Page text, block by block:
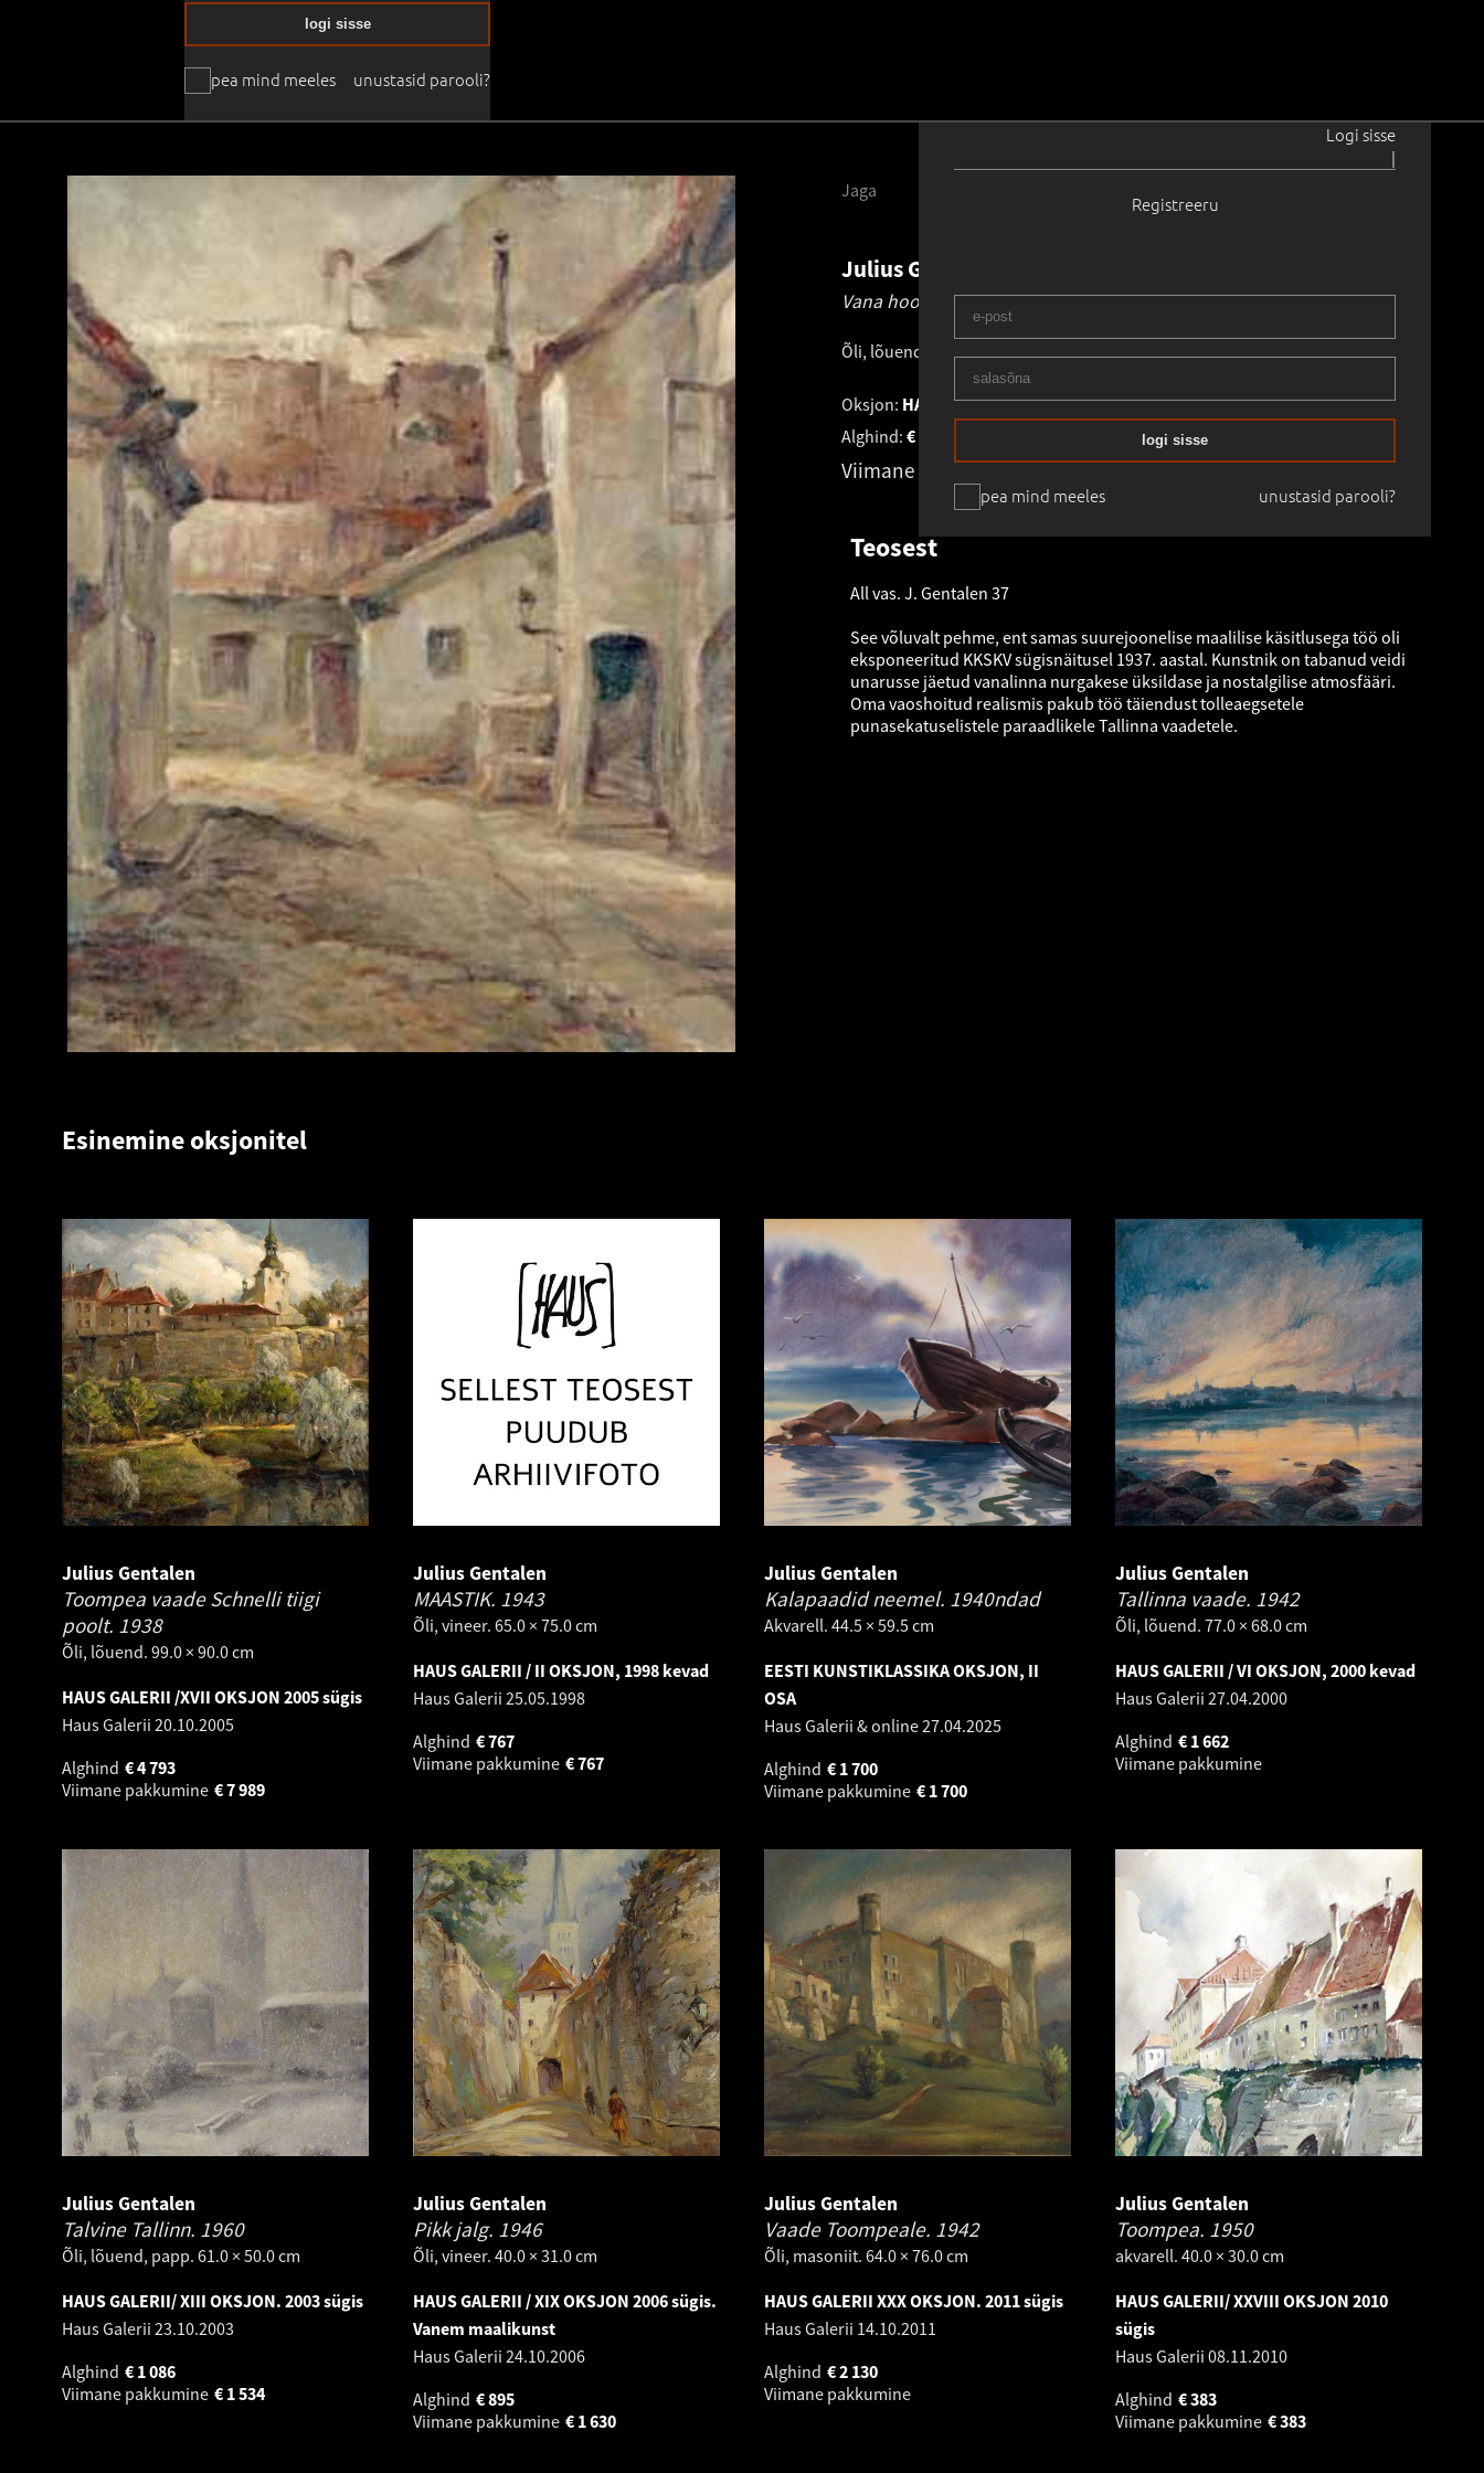
Logi sisse
|
Registreeru
pea mind meeles
logi sisse
unustasid parooli?
pea mind meeles
logi sisse
unustasid parooli?
Julius Gentalen
Vana hoov.. 1937
Õli, lõuend. 90.0 × 71.0 cmRaamita
Oksjon: HAUS GALERII / IX OKSJON, 2001 sügis20.10.2001
Alghind: €
Viimane pakkumine: 1 246
€
Teosest
All vas. J. Gentalen 37
See võluvalt pehme, ent samas suurejoonelise maalilise käsitlusega töö oli
eksponeeritud KKSKV sügisnäitusel 1937. aastal. Kunstnik on tabanud veidi
unarusse jäetud vanalinna nurgakese üksildase ja nostalgilise atmosfääri.
Oma vaoshoitud realismis pakub töö täiendust tolleaegsetele
punasekatuselistele paraadlikele Tallinna vaadetele.
Jaga
Esinemine oksjonitel
Julius Gentalen
Toompea vaade Schnelli tiigi
poolt. 1938
Õli, lõuend. 99.0 × 90.0 cm
HAUS GALERII /XVII OKSJON 2005 sügis
Haus Galerii 20.10.2005
Alghind
4 793
€
Viimane pakkumine
7 989
€
Julius Gentalen
MAASTIK. 1943
Õli, vineer. 65.0 × 75.0 cm
HAUS GALERII / II OKSJON, 1998 kevad
Haus Galerii 25.05.1998
Alghind
767
€
Viimane pakkumine
767
€
Julius Gentalen
Kalapaadid neemel. 1940ndad
Akvarell. 44.5 × 59.5 cm
EESTI KUNSTIKLASSIKA OKSJON, II
OSA
Haus Galerii & online27.04.2025
Alghind
1 700
€
Viimane pakkumine
1 700
€
Julius Gentalen
Tallinna vaade. 1942
Õli, lõuend. 77.0 × 68.0 cm
HAUS GALERII / VI OKSJON, 2000 kevad
Haus Galerii 27.04.2000
Alghind
1 662
€
Viimane pakkumine
Julius Gentalen
Talvine Tallinn. 1960
Õli, lõuend, papp. 61.0 × 50.0 cm
HAUS GALERII/ XIII OKSJON. 2003 sügis
Haus Galerii 23.10.2003
Alghind
1 086
€
Viimane pakkumine
1 534
€
Julius Gentalen
Pikk jalg. 1946
Õli, vineer. 40.0 × 31.0 cm
HAUS GALERII / XIX OKSJON 2006 sügis.
Vanem maalikunst
Haus Galerii 24.10.2006
Alghind
895
€
Viimane pakkumine
1 630
€
Julius Gentalen
Vaade Toompeale. 1942
Õli, masoniit. 64.0 × 76.0 cm
HAUS GALERII XXX OKSJON. 2011 sügis
Haus Galerii 14.10.2011
Alghind
2 130
€
Viimane pakkumine
Julius Gentalen
Toompea. 1950
akvarell. 40.0 × 30.0 cm
HAUS GALERII/ XXVIII OKSJON 2010
sügis
Haus Galerii 08.11.2010
Alghind
383
€
Viimane pakkumine
383
€